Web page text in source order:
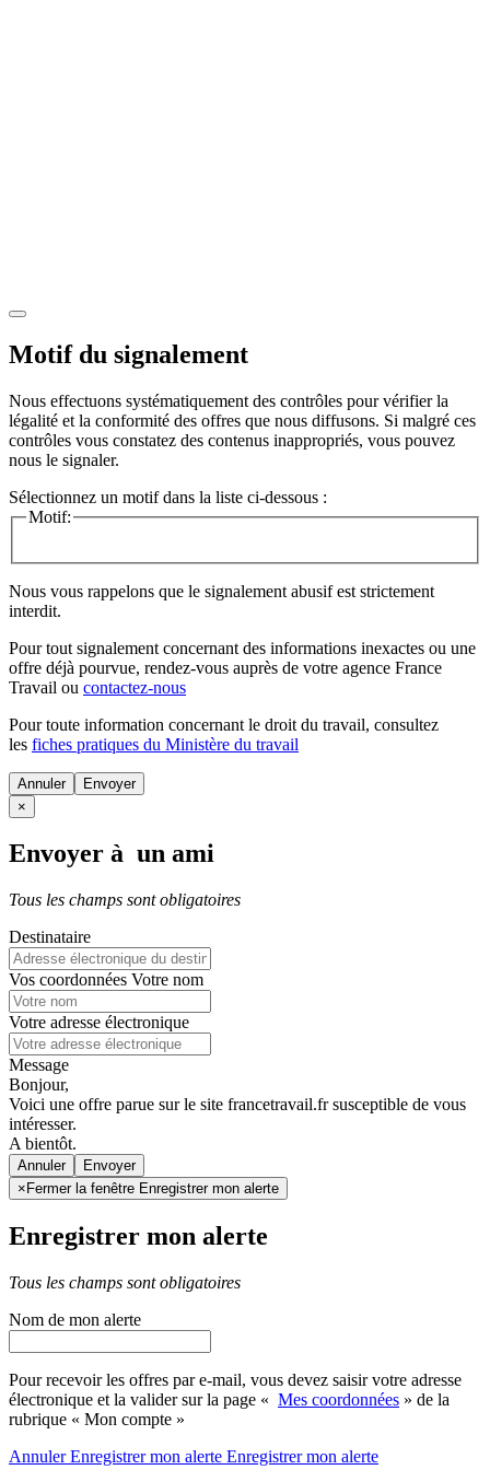
Motif du signalement
Nous effectuons systématiquement des contrôles pour vérifier la
légalité et la conformité des offres que nous diffusons. Si malgré ces
contrôles vous constatez des contenus inappropriés, vous pouvez
nous le signaler.
Sélectionnez un motif dans la liste ci-dessous :
Motif:
Nous vous rappelons que le signalement abusif est strictement
interdit.
Pour tout signalement concernant des informations inexactes ou une
offre déjà pourvue, rendez-vous auprès de votre agence France
Travail ou contactez-nous
Pour toute information concernant le droit du travail, consultez
les fiches pratiques du Ministère du travail
Annuler
×
Envoyer à un ami
Tous les champs sont obligatoires
Destinataire
Vos coordonnées Votre nom
Votre adresse électronique
Message
Bonjour,
Voici une offre parue sur le site francetravail.fr susceptible de vous
intéresser.
A bientôt.
Annuler
× Fermer la fenêtre Enregistrer mon alerte
Enregistrer mon alerte
Tous les champs sont obligatoires
Nom de mon alerte
Pour recevoir les offres par e-mail, vous devez saisir votre adresse
électronique et la valider sur la page « Mes coordonnées » de la
rubrique « Mon compte »
AnnulerEnregistrer mon alerte Enregistrermon alerte